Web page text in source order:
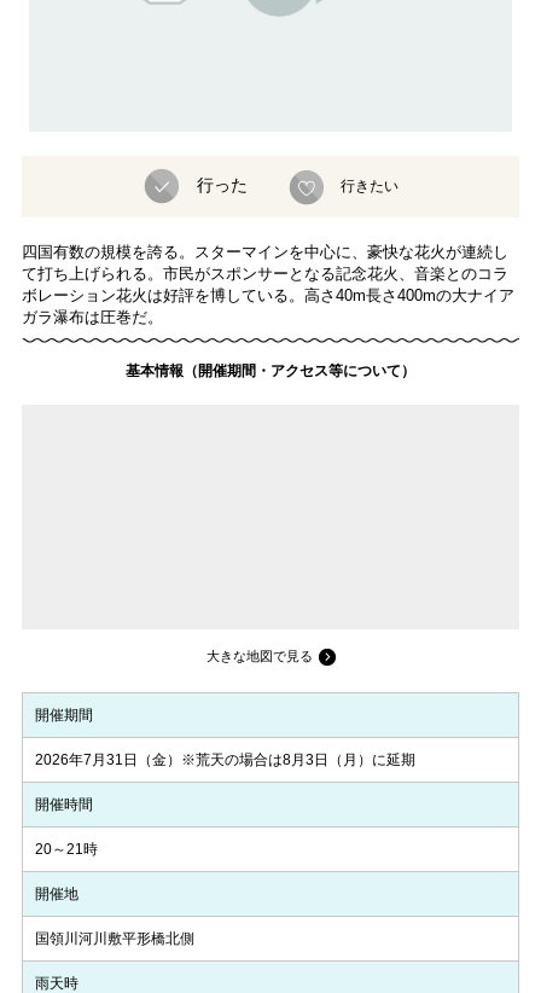
行った 行きたい
四国有数の規模を誇る。スターマインを中心に、豪快な花火が連続し
て打ち上げられる。市民がスポンサーとなる記念花火、音楽とのコラ
ボレーション花火は好評を博している。高さ40m長さ400mの大ナイア
ガラ瀑布は圧巻だ。
基本情報（開催期間・アクセス等について）
大きな地図で見る
開催期間
2026年7月31日（金）※荒天の場合は8月3日（月）に延期
開催時間
20～21時
開催地
国領川河川敷平形橋北側
雨天時